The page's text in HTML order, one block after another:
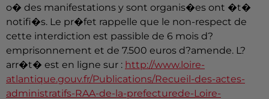
o� des manifestations y sont organis�es ont �t�
notifi�s. Le pr�fet rappelle que le non-respect de
cette interdiction est passible de 6 mois d?
emprisonnement et de 7.500 euros d?amende. L?
arr�t� est en ligne sur : http://www.loire-
atlantique.gouv.fr/Publications/Recueil-des-actes-
administratifs-RAA-de-la-prefecturede-Loire-